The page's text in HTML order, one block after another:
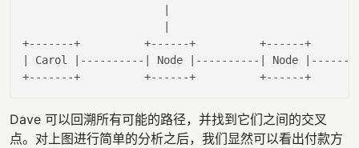
|
|
+-------+          +------+
|
Carol |----------| Node |----------| Node
Dave 可以回溯所有可能的路径，并找到它们之间的交叉
点。对上图进行简单的分析之后，我们显然可以看出付款方